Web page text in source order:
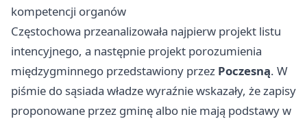
kompetencji organów
Częstochowa przeanalizowała najpierw projekt listu
intencyjnego, a następnie projekt porozumienia
międzygminnego przedstawiony przez Poczesną. W
piśmie do sąsiada władze wyraźnie wskazały, że zapisy
proponowane przez gminę albo nie mają podstawy w